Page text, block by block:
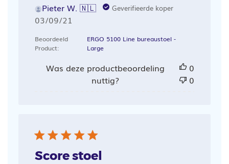
Pieter W. 🇳🇱
Geverifieerde koper
Publicatiedatum
03/09/21
Beoordeeld
Product:
ERGO 5100 Line bureaustoel -
Large
Was deze productbeoordeling
nuttig?
0
0
Score stoel